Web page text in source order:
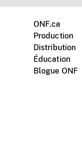
ONF.ca
Production
Distribution
Éducation
Blogue ONF